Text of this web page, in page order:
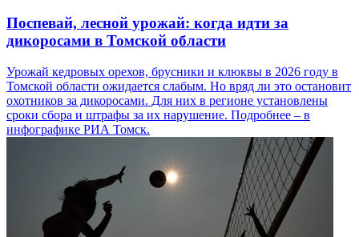
Поспевай, лесной урожай: когда идти за
дикоросами в Томской области
Урожай кедровых орехов, брусники и клюквы в 2026 году в
Томской области ожидается слабым. Но вряд ли это остановит
охотников за дикоросами. Для них в регионе установлены
сроки сбора и штрафы за их нарушение. Подробнее – в
инфографике РИА Томск.